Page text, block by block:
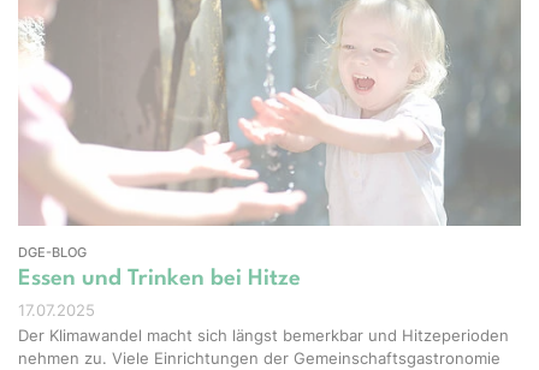
DGE-BLOG
Essen und Trinken bei Hitze
17.07.2025
Der Klimawandel macht sich längst bemerkbar und Hitzeperioden
nehmen zu. Viele Einrichtungen der Gemeinschaftsgastronomie